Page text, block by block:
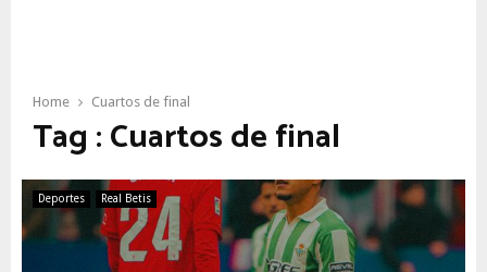
Home Cuartos de final
Tag : Cuartos de final
Deportes Real Betis